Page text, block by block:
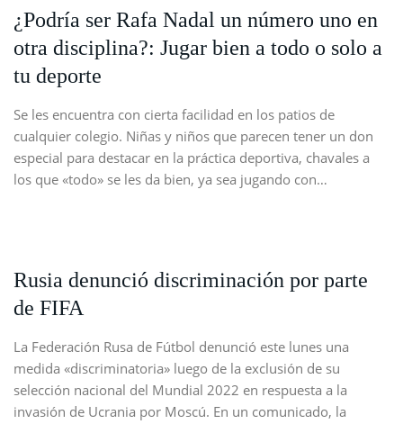
¿Podría ser Rafa Nadal un número uno en
otra disciplina?: Jugar bien a todo o solo a
tu deporte
Se les encuentra con cierta facilidad en los patios de
cualquier colegio. Niñas y niños que parecen tener un don
especial para destacar en la práctica deportiva, chavales a
los que «todo» se les da bien, ya sea jugando con…
Rusia denunció discriminación por parte
de FIFA
La Federación Rusa de Fútbol denunció este lunes una
medida «discriminatoria» luego de la exclusión de su
selección nacional del Mundial 2022 en respuesta a la
invasión de Ucrania por Moscú. En un comunicado, la